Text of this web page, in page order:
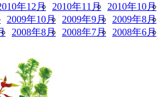
年12月 2010年11月 2010年10月
2009年10月 2009年9月 2009年8月
2008年8月 2008年7月 2008年6月